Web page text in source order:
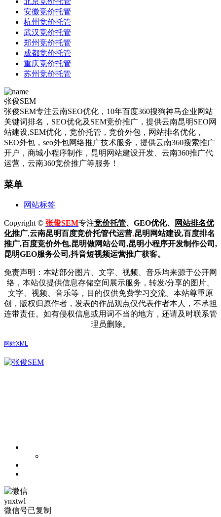
安徽竞价托管
杭州竞价托管
武汉竞价托管
郑州竞价托管
成都竞价托管
重庆竞价托管
苏州竞价托管
张俊SEM
张俊SEM专注云南SEO优化，10年百度360搜狗神马企业网站
关键词排名，SEO优化及SEM竞价推广，提供云南昆明SEO网
站建设,SEM优化，竞价托管，竞价外包，网站排名优化，
SEO外包，seo外包网络推广技术服务，提供云南360搜索推广
开户，商城小程序制作，昆明网站建设开发、云南360推广代
运营，云南360竞价推广等服务！
菜单
网站标签
Copyright © 张俊SEM专注竞价托管、GEO优化、
网站排名优
化推广,云南昆明百度竞价托管代运营,昆明网站建设,百度排名
推广,百度竞价外包,昆明做网站公司,昆明小程序开发制作公司,
昆明GEO服务公司,抖音短视频运营推广获客。
免责声明：本站部分图片、文字、视频、音乐均来源于公开网
络，本站仅提供信息存储空间展示服务，转发/分享的图片、
文字、视频、音乐等，目的仅供免费学习交流。本站尊重原
创，版权归原作者，发表的作品观点仅代表作者本人，不承担
连带责任。如有侵权信息或用词不当的地方，还请及时联系管
理员删除。
网站XML
ynxtwl
微信号已复制